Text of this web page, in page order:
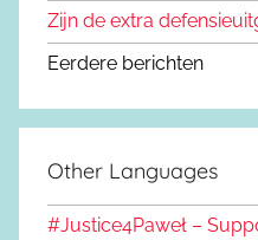
Zijn de extra
Eerdere berichten
Other Languages
#Justice4Paweł –